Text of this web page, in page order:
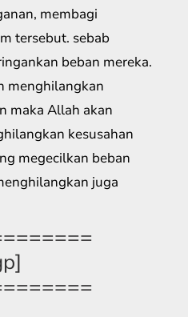
membagi
tersebut. sebab
beban mereka.
menghilangkan
maka Allah akan
kesusahan
megecilkan beban
juga